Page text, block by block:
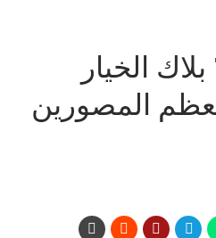
جو برو هيرو 7 بلاك الخيار
المصورين